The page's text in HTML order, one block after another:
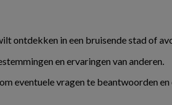
ontdekken in een bruisende stad of
en ervaringen van anderen.
eventuele vragen te beantwoorden